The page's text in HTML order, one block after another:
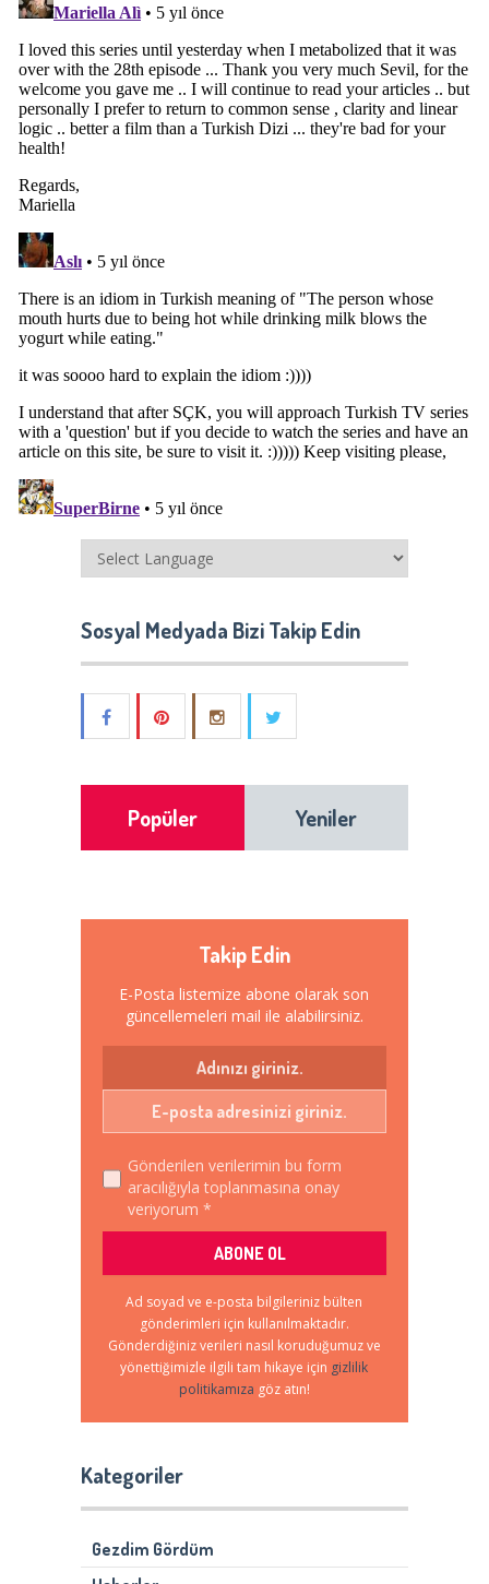
Sosyal Medyada Bizi Takip Edin
Popüler Yeniler
Takip Edin
E-Posta listemize abone olarak son
güncellemeleri mail ile alabilirsiniz.
Gönderilen verilerimin bu form
aracılığıyla toplanmasına onay
veriyorum *
Ad soyad ve e-posta bilgileriniz bülten
gönderimleri için kullanılmaktadır.
Gönderdiğiniz verileri nasıl koruduğumuz ve
yönettiğimizle ilgili tam hikaye için gizlilik
politikamıza göz atın!
Kategoriler
Gezdim Gördüm